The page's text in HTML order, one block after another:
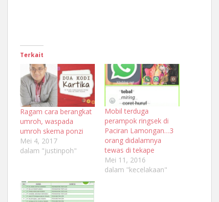
Terkait
Ragam cara berangkat
umroh, waspada
umroh skema ponzi
Mei 4, 2017
dalam "justinpoh"
Mobil terduga
perampok ringsek di
Paciran Lamongan…3
orang didalamnya
tewas di tekape
Mei 11, 2016
dalam "kecelakaan"